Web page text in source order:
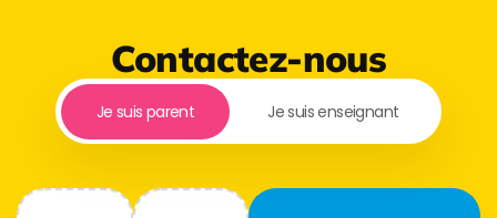
Contactez-nous
Je suis parent Je suis enseignant